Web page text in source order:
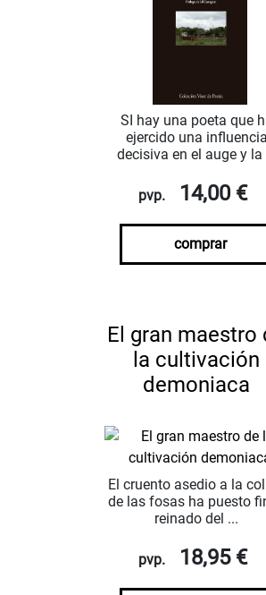
SI hay una poeta que
ejercido una influencia
decisiva en el auge y la
pvp. 14,00 €
comprar
El gran maestro
la cultivación
demoniaca
El cruento asedio a la
de las fosas ha puesto
reinado del ...
pvp. 18,95 €